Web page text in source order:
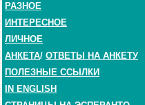
РАЗНОЕ
ИНТЕРЕСНОЕ
ЛИЧНОЕ
АНКЕТА/ ОТВЕТЫ НА АНКЕТУ
ПОЛЕЗНЫЕ ССЫЛКИ
IN ENGLISH